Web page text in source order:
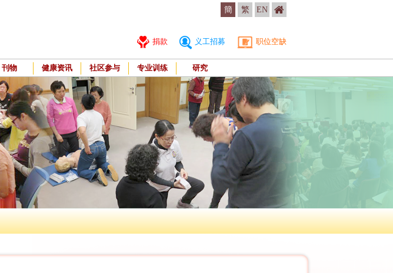
簡 繁 EN
捐款 义工招募 职位空缺
刊物 健康资讯 社区参与 专业训练 研究